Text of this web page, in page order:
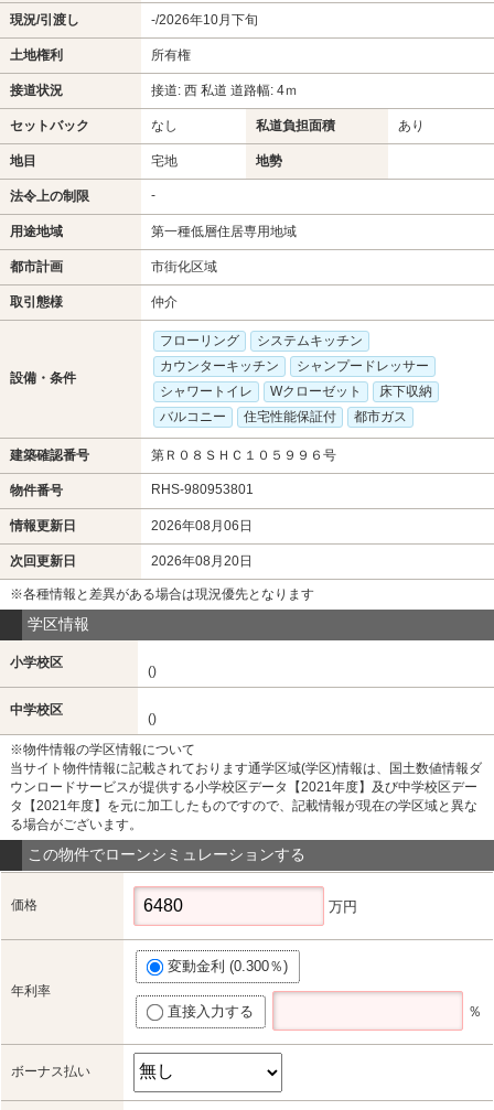
現況/引渡し -/2026年10月下旬
土地権利 所有権
接道状況 接道: 西 私道 道路幅: 4ｍ
セットバック なし 私道負担面積 あり
地目 宅地 地勢
法令上の制限 -
用途地域 第一種低層住居専用地域
都市計画 市街化区域
取引態様 仲介
設備・条件
フローリング
システムキッチン
カウンターキッチン
シャンプードレッサー
シャワートイレ
Wクローゼット
床下収納
バルコニー
住宅性能保証付 都市ガス
建築確認番号 第Ｒ０８ＳＨＣ１０５９９６号
物件番号 RHS-980953801
情報更新日 2026年08月06日
次回更新日 2026年08月20日
※各種情報と差異がある場合は現況優先となります
学区情報
小学校区
()
中学校区
()
※物件情報の学区情報について
当サイト物件情報に記載されております通学区域(学区)情報は、国土数値情報ダ
ウンロードサービスが提供する小学校区データ【2021年度】及び中学校区デー
タ【2021年度】を元に加工したものですので、記載情報が現在の学区域と異な
る場合がございます。
この物件でローンシミュレーションする
価格 万円
年利率
変動金利 (0.300％)
直接入力する ％
ボーナス払い